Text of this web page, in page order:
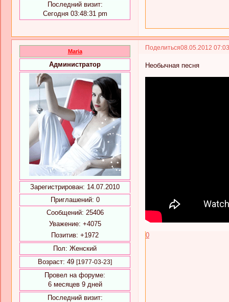
Последний визит:
Сегодня 03:48:31 pm
Поделиться08.05.2012
Maria
Администратор
Зарегистрирован: 14.07.2010
Приглашений: 0
Сообщений: 25406
Уважение: +4075
Позитив: +1972
Пол: Женский
Возраст: 49 [1977-03-23]
Провел на форуме:
6 месяцев 9 дней
Последний визит:
Необычная песня
0